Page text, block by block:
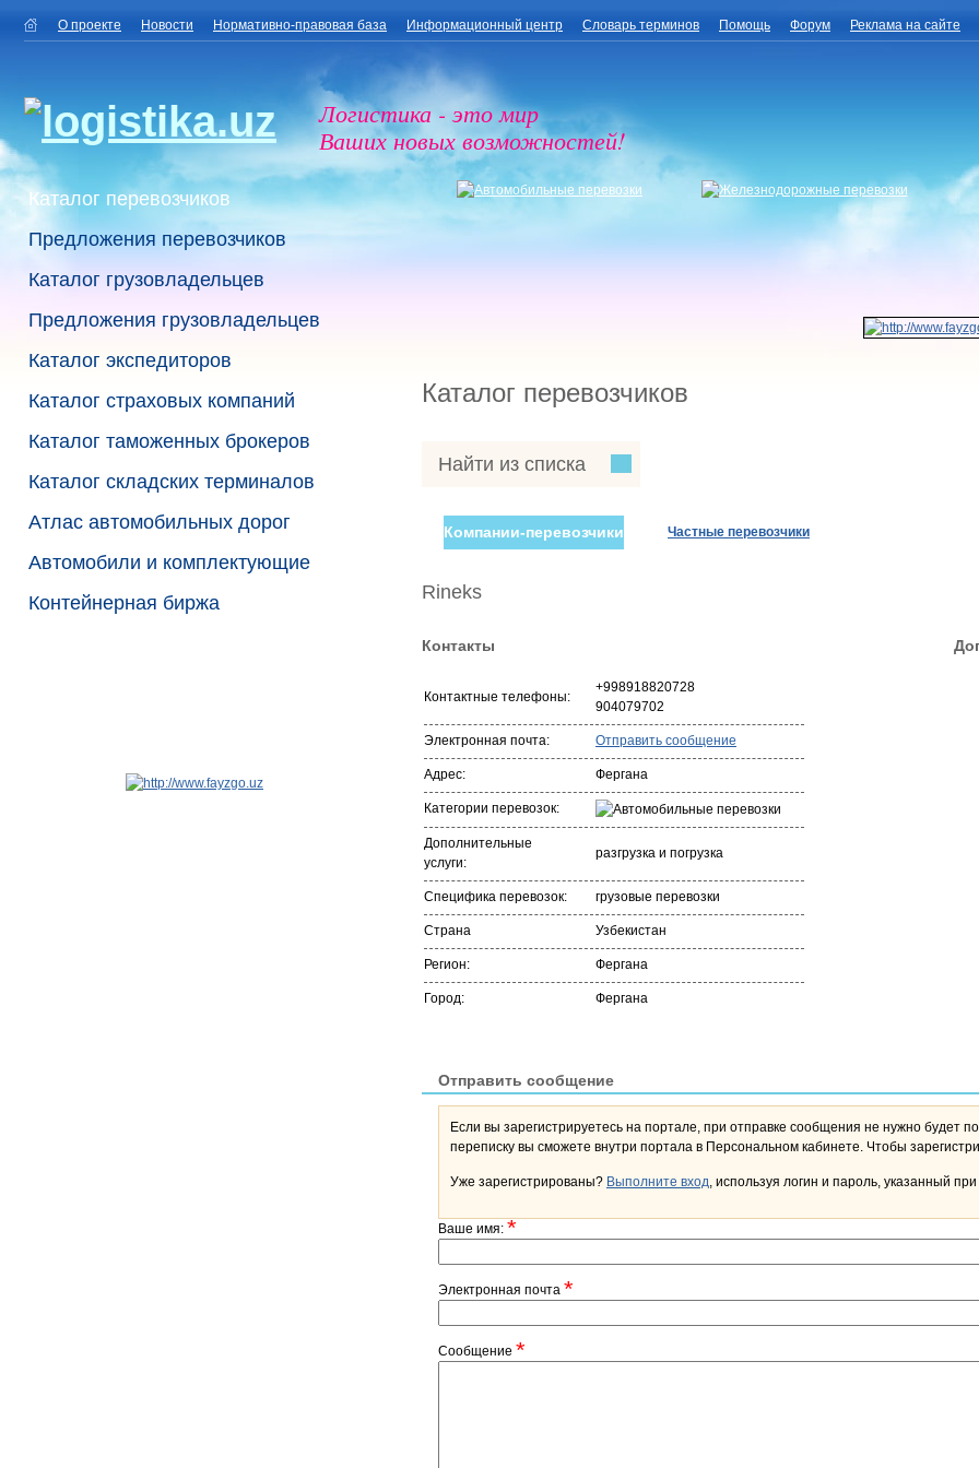
О проекте Новости Нормативно-правовая база Информационный центр Словарь терминов Помощь Форум Реклама на сайте
Логистика - это мир
Ваших новых возможностей!
Каталог перевозчиков
Предложения перевозчиков
Каталог грузовладельцев
Предложения грузовладельцев
Каталог экспедиторов
Каталог страховых компаний
Каталог таможенных брокеров
Каталог складских терминалов
Атлас автомобильных дорог
Автомобили и комплектующие
Контейнерная биржа
Каталог перевозчиков
Найти из списка
Компании-перевозчики Частные перевозчики
Rineks
Контакты
Контактные телефоны:
+998918820728
904079702
Электронная почта: Отправить сообщение
Адрес: Фергана
Категории перевозок:
Дополнительные
услуги:
разгрузка и погрузка
Специфика перевозок: грузовые перевозки
Страна Узбекистан
Регион: Фергана
Город: Фергана
Отправить сообщение
Если вы зарегистрируетесь на портале, при отправке сообщения не нужно будет
переписку вы сможете внутри портала в
Уже зарегистрированы? Выполните вход, используя логин и пароль, указанный
Ваше имя: *
Электронная почта *
Сообщение *